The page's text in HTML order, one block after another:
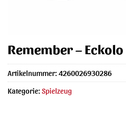
Remember – Eckolo
Artikelnummer: 4260026930286
Kategorie: Spielzeug